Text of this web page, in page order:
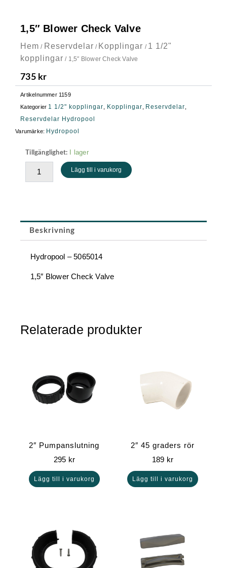
1,5″ Blower Check Valve
Hem / Reservdelar / Kopplingar / 1 1/2"
kopplingar / 1,5″ Blower Check Valve
735 kr
Artikelnummer 1159
Kategorier 1 1/2" kopplingar Kopplingar Reservdelar
Reservdelar Hydropool
Varumärke: Hydropool
Tillgänglighet: I lager
1,5"
Blower
Check
Valve
Lägg till i varukorg
Beskrivning
Hydropool – 5065014
1,5″ Blower Check Valve
Relaterade produkter
2″ Pumpanslutning
295 kr
Lägg till i varukorg
2″ 45 graders rör
189 kr
Lägg till i varukorg